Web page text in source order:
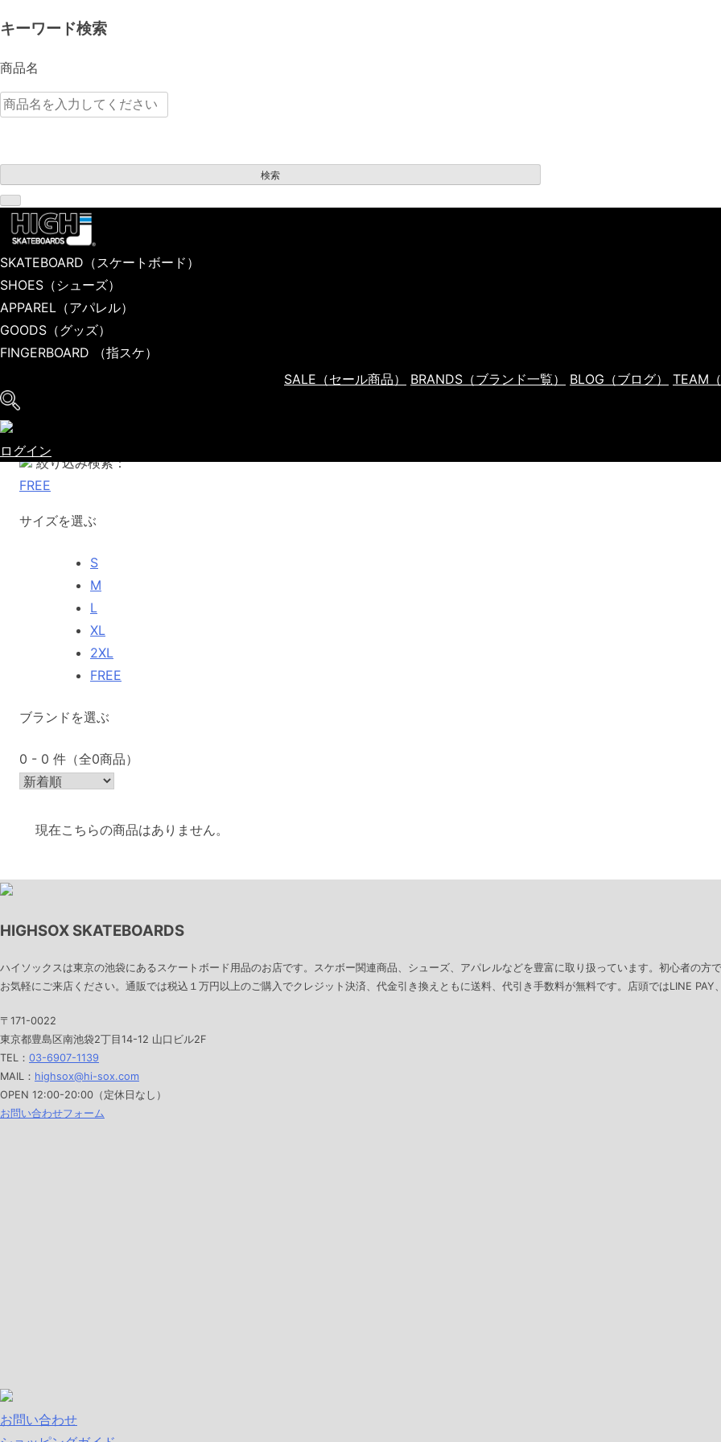
キーワード検索
商品名
検索
SKATEBOARD （スケートボード）
SHOES （シューズ）
APPAREL （アパレル）
GOODS （グッズ）
FINGERBOARD
（指スケ）
SALE （セール商品） BRANDS （ブランド一覧） BLOG （ブログ） TEAM
ログイン
TOP
APPAREL（アパレル）
SHIRTS（シャツ）
絞り込み検索：
FREE
サイズを選ぶ
S
M
L
XL
2XL
FREE
ブランドを選ぶ
0 - 0 件（全0商品）
現在こちらの商品はありません。
HIGHSOX SKATEBOARDS
ハイソックスは東京の池袋にあるスケートボード用品のお店です。スケボー関連商品、シューズ、アパレルなどを豊富に取り扱っています。初心者の
お気軽にご来店ください。通販では税込１万円以上のご購入でクレジット決済、代金引き換えともに送料、代引き手数料が無料です。店頭ではLINE PAY
〒171-0022
東京都豊島区南池袋2丁目14-12 山口ビル2F
TEL： 03-6907-1139
MAIL： highsox@hi-sox.com
OPEN 12:00-20:00（定休日なし）
お問い合わせフォーム
お問い合わせ